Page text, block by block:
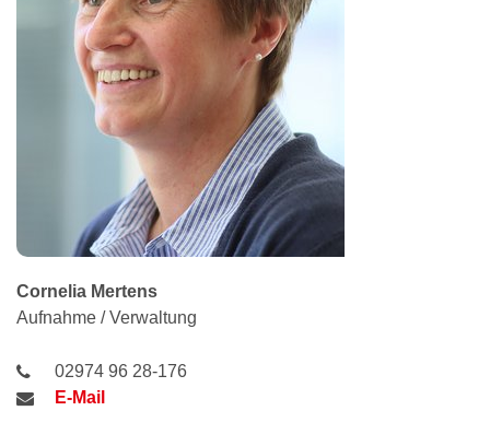
Cornelia Mertens
Aufnahme / Verwaltung
02974 96 28-176
E-Mail